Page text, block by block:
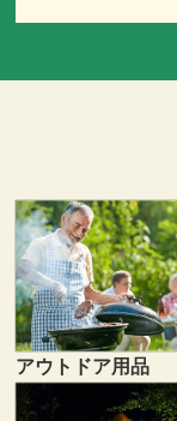
アウトドア用品